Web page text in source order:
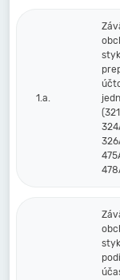
1.a.